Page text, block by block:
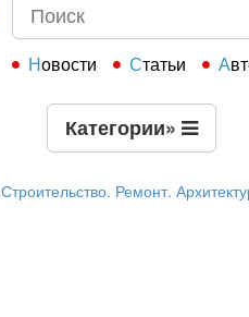
Новости Статьи
Категории»
Строительство. Ремонт.